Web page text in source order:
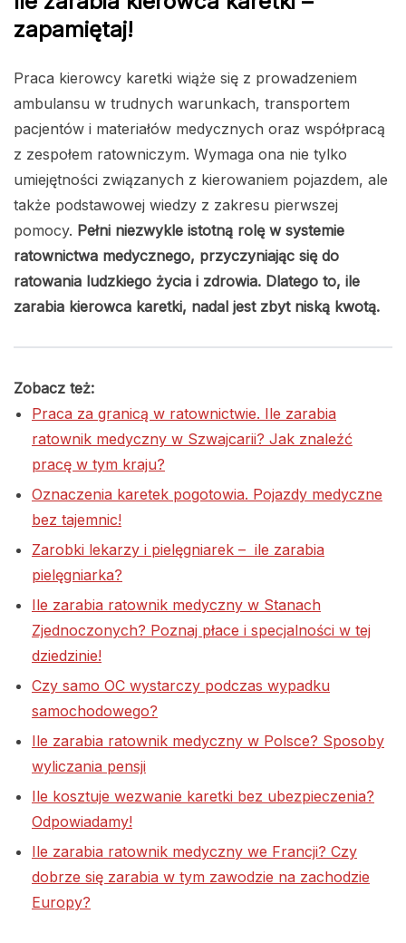
zapamiętaj!
Praca kierowcy karetki wiąże się z prowadzeniem
ambulansu w trudnych warunkach, transportem
pacjentów i materiałów medycznych oraz współpracą
z zespołem ratowniczym. Wymaga ona nie tylko
umiejętności związanych z kierowaniem pojazdem, ale
także podstawowej wiedzy z zakresu pierwszej
pomocy. Pełni niezwykle istotną rolę w systemie
ratownictwa medycznego, przyczyniając się do
ratowania ludzkiego życia i zdrowia. Dlatego to, ile
zarabia kierowca karetki, nadal jest zbyt niską kwotą.
Zobacz też:
Praca za granicą w ratownictwie. Ile zarabia
ratownik medyczny w Szwajcarii? Jak znaleźć
pracę w tym kraju?
Oznaczenia karetek pogotowia. Pojazdy medyczne
bez tajemnic!
Zarobki lekarzy i pielęgniarek – ile zarabia
pielęgniarka?
Ile zarabia ratownik medyczny w Stanach
Zjednoczonych? Poznaj płace i specjalności w tej
dziedzinie!
Czy samo OC wystarczy podczas wypadku
samochodowego?
Ile zarabia ratownik medyczny w Polsce? Sposoby
wyliczania pensji
Ile kosztuje wezwanie karetki bez ubezpieczenia?
Odpowiadamy!
Ile zarabia ratownik medyczny we Francji? Czy
dobrze się zarabia w tym zawodzie na zachodzie
Europy?